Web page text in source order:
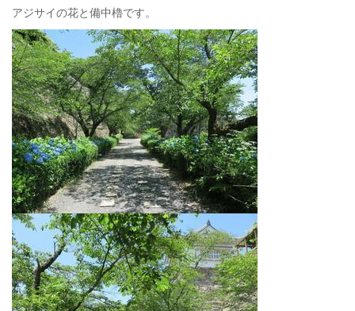
アジサイの花と備中櫓です。